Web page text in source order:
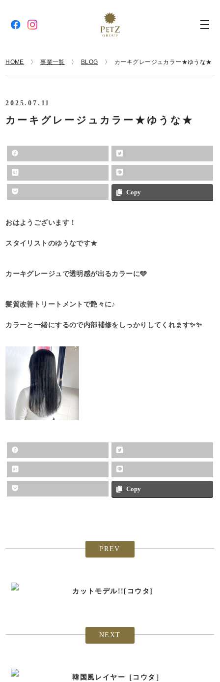
HOME 事業一覧 BLOG カーキグレージュカラー★ゆうな★
2025.07.11
カーキグレージュカラー★ゆうな★
Copy
おはようございます！
スタイリストのゆうなです★
カーキグレージュで透明感が出るカラーに🩵
髪質改善トリートメントで艶々に♪
カラーと一緒にするので内部補修をしっかりしてくれます✨✨
Copy
PREV
カットモデル!![コウタ]
NEXT
韓国風レイヤー［コウタ］